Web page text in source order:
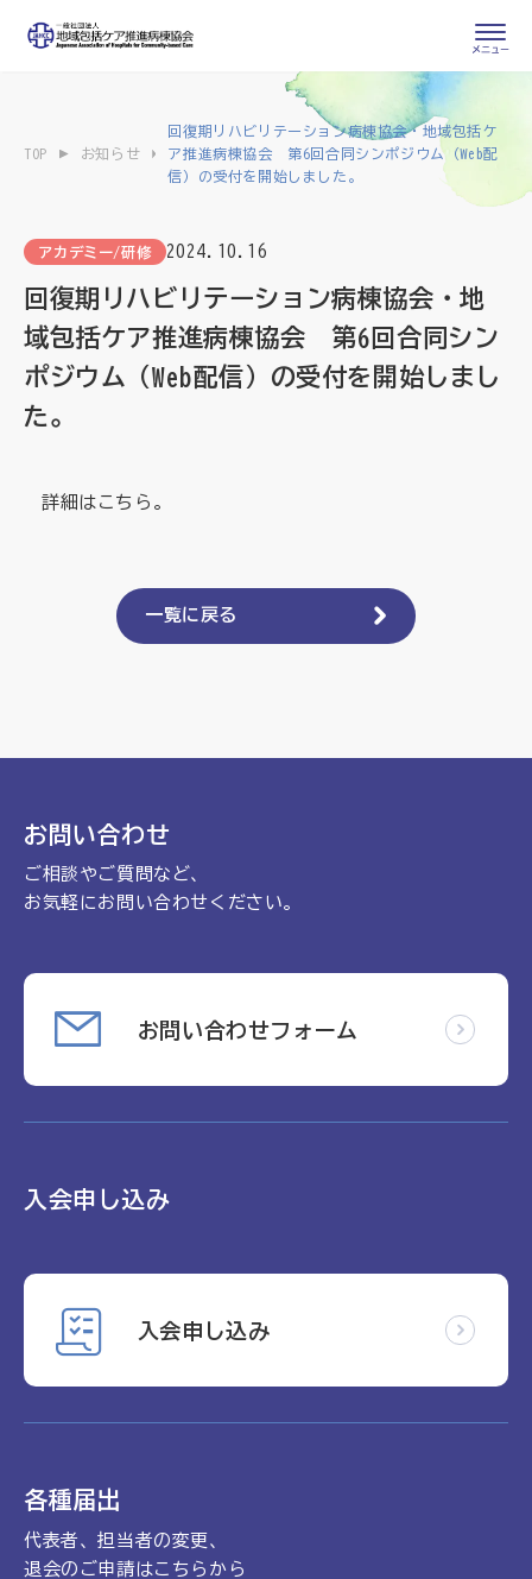
お問い合わせ
入会申し込み
会員の登録情報
変更・退会
医療・介護関係者
医療介護関係者向けよくあるご質問
会員の皆様
役員名簿
リハビリ
アカデミー
アンケート
アーカイブ
入会申し込み
制度・施策
TOP お知らせ
回復期リハビリテーション病棟協会・地域包括ケ
ア推進病棟協会 第6回合同シンポジウム（Web配
信）の受付を開始しました。
アカデミー/研修 2024.10.16
回復期リハビリテーション病棟協会・地
域包括ケア推進病棟協会 第6回合同シン
ポジウム（Web配信）の受付を開始しまし
た。
詳細は こちら 。
一覧に戻る
お問い合わせ
ご相談やご質問など、
お気軽にお問い合わせください。
お問い合わせフォーム
入会申し込み
入会申し込み
各種届出
代表者、担当者の変更、
退会のご申請はこちらから